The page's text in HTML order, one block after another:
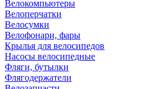
Велокомпьютеры
Велоперчатки
Велосумки
Велофонари, фары
Крылья для велосипедов
Насосы велосипедные
Фляги, бутылки
Флягодержатели